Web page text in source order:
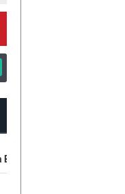
dari Internet